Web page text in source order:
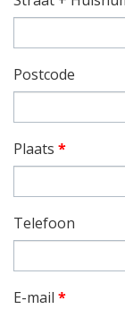
Postcode
Plaats *
Telefoon
E-mail *